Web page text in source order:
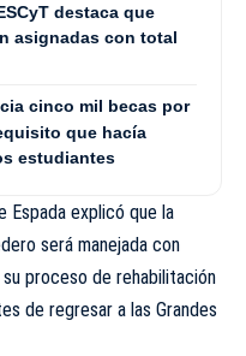
destaca que
asignadas con total
cinco mil becas por
que hacía
estudiantes
Espada explicó que la
será manejada con
proceso de rehabilitación
de regresar a las Grandes